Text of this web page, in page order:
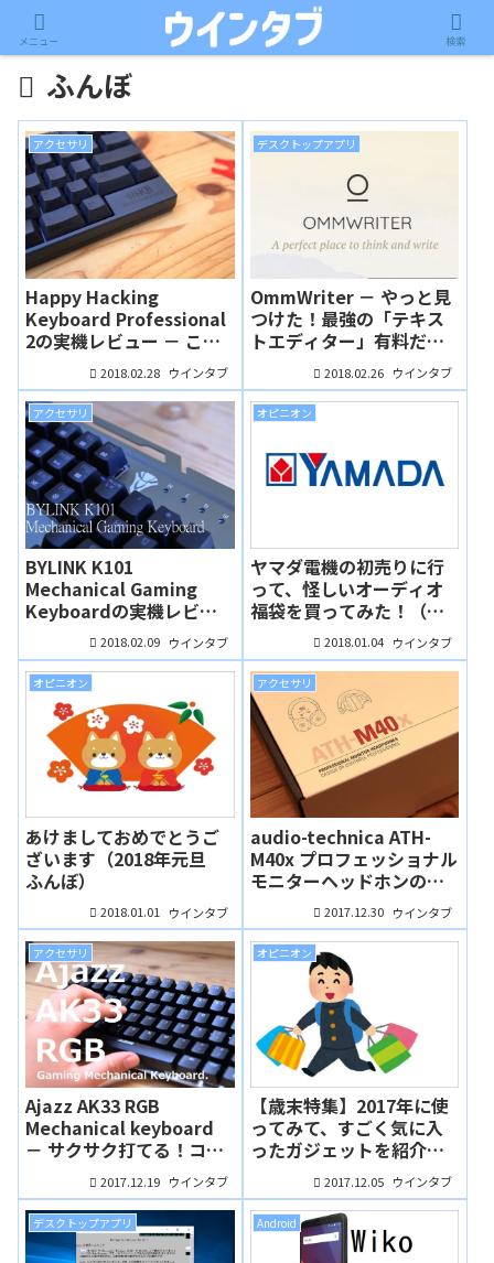
ふんぼ
アクセサリ
Happy Hacking
Keyboard Professional
2の実機レビュー － これ
ぞキーボードヲタクの到
達点！？ 値段もクオリ
ティーも別格なキーボー
ド（ふんぼ）
2018.02.28 ウインタブ
デスクトップアプリ
OmmWriter － やっと見
つけた！最強の「テキス
トエディター」有料だけ
ど買ってみる価値はアリ
かもよ？（ふんぼ）
2018.02.26 ウインタブ
アクセサリ
BYLINK K101
Mechanical Gaming
Keyboardの実機レビュ
ー － へっぽこゲーマーの
救世主！？ギミックが面
白いモノホンのゲーミン
グキーボード！（ふん
ぼ）
2018.02.09 ウインタブ
オピニオン
ヤマダ電機の初売りに行
って、怪しいオーディオ
福袋を買ってみた！（ふ
2018.01.04 ウインタブ
オピニオン
あけましておめでとうご
ざいます（2018年元旦
ふんぼ）
2018.01.01 ウインタブ
アクセサリ
audio-technica ATH-
M40x プロフェッショナル
モニターヘッドホンの実
機レビュー － なんにでも
使えるオ ールラウンダー
なヘッドホン（ふんぼ）
2017.12.30 ウインタブ
アクセサリ
Ajazz AK33 RGB
Mechanical keyboard
－ サクサク打てる！コン
パクトだけど実用性抜群
のメカニカルキーボー
ド！（実機レビュー：ふ
んぼ）
2017.12.19 ウインタブ
オピニオン
【歳末特集】2017年に使
ってみて、すごく気に入
ったガジェットを紹介し
ます（ふんぼ編）
2017.12.05 ウインタブ
デスクトップアプリ Android
メニュー 検索